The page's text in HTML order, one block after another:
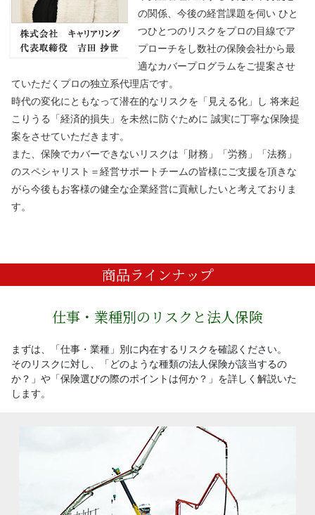
の関係、今後の経営課題を伺い ひと
つひとつのリスクをプロの目線でア
プローチをし数社の保険会社から最
適なカバープログラムをご提案させ
ていただくプロの独立系代理店です。
時代の変化にともなって潜在的なリスクを「見える化」し 将来起
こりうる「経済的損失」を未然に防ぐために 誠実に丁寧な保険提
案をさせていただきます。
また、保険でカバーできないリスクは「財務」「労務」「法務」
のスペシャリスト＝経営サポートチームの皆様にご支援を頂きな
がら今後もお客様の健全な企業経営に貢献したいと考えておりま
す。
商品ラインナップ
仕事・業種別のリスクと法人保険
まずは、「仕事・業種」別に内在するリスクを確認ください。
そのリスクに対し、「どのような種類の法人保険が該当するの
か？」や「保険選びの際のポイントは何か？」を詳しく解説いた
します。